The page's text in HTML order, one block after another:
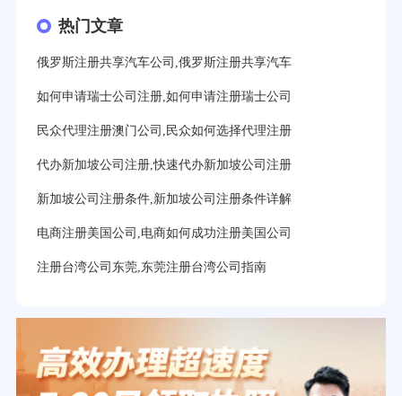
热门文章
俄罗斯注册共享汽车公司,俄罗斯注册共享汽车
如何申请瑞士公司注册,如何申请注册瑞士公司
民众代理注册澳门公司,民众如何选择代理注册
代办新加坡公司注册,快速代办新加坡公司注册
新加坡公司注册条件,新加坡公司注册条件详解
电商注册美国公司,电商如何成功注册美国公司
注册台湾公司东莞,东莞注册台湾公司指南